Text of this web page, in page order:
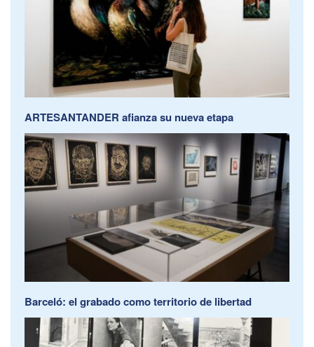
ARTESANTANDER afianza su nueva etapa
Barceló: el grabado como territorio de libertad